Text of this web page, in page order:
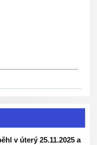
v úterý 25.11.2025 a